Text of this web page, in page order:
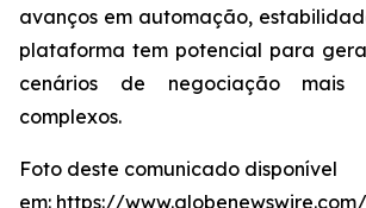
avanços em automação,
plataforma tem potencial para
cenários de negociação mais
complexos.
Foto deste comunicado disponível
em: https://